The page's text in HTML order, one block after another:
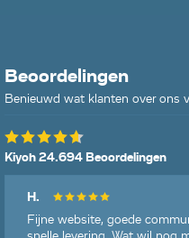
Beoordelingen
Benieuwd wat klanten over ons
Kiyoh 24.694 Beoordelingen
H.
Fijne website, goede